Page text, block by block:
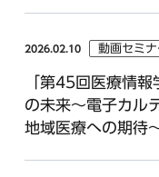
2026.02.10 動画セミナ
「第45回医療情
の未来～電子カル
地域医療への期待